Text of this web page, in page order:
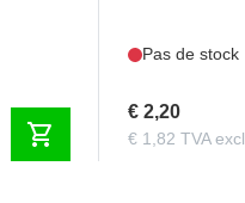
shopping_cart
Pas de stock
€ 2,20
€ 1,82 TVA excl.